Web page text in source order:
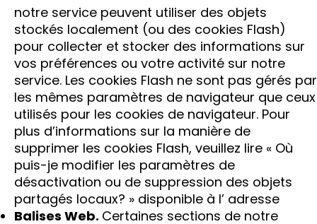
notre service peuvent utiliser des objets
stockés localement (ou des cookies Flash)
pour collecter et stocker des informations sur
vos préférences ou votre activité sur notre
service. Les cookies Flash ne sont pas gérés par
les mêmes paramètres de navigateur que ceux
utilisés pour les cookies de navigateur. Pour
plus d’informations sur la manière de
supprimer les cookies Flash, veuillez lire « Où
puis-je modifier les paramètres de
désactivation ou de suppression des objets
partagés locaux? » disponible à l’ adresse
Balises Web. Certaines sections de notre